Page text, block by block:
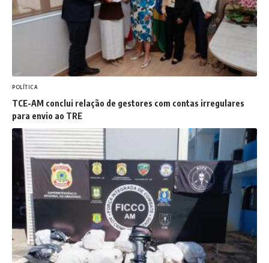
POLÍTICA
TCE-AM conclui relação de gestores com contas irregulares
para envio ao TRE